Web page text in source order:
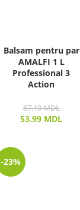
Balsam pentru par
AMALFI 1 L
Professional 3
Action
87.10MDL
53.99 MDL
-23%